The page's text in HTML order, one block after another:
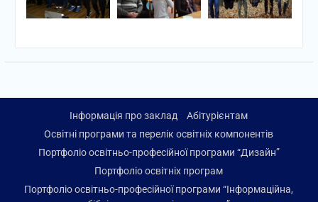
Інформація про заклад
Абітурієнтам
Освітні програми та перелік освітніх компонентів
Портфоліо освітньо-професійної програми “Дизайн”
Портфоліо освітніх програм
Портфоліо освітньо-професійної програми “Інформаційна,